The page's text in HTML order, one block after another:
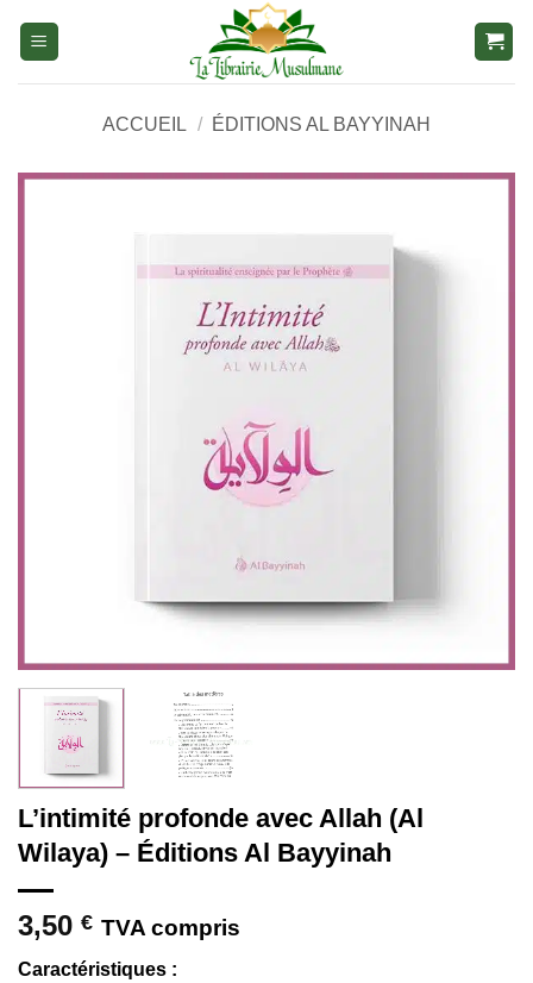
ACCUEIL / ÉDITIONS AL BAYYINAH
L’intimité profonde avec Allah (Al
Wilaya) – Éditions Al Bayyinah
3,50 € TVA compris
Caractéristiques :